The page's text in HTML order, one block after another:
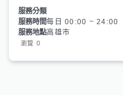
服務分類
服務時間每日 00:00 ~ 24:00
服務地點高雄市
瀏覽 0